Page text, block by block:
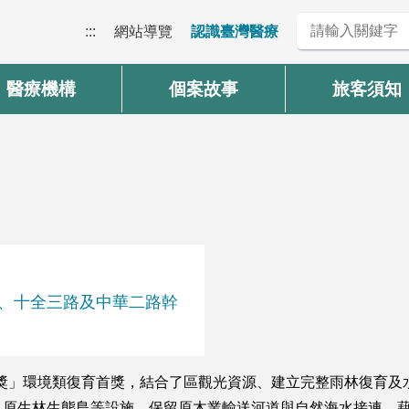
::: 網站導覽 認識臺灣醫療
醫療機構 個案故事 旅客須知
十全三路及中華二路幹
環境類復育首獎，結合了區觀光資源、建立完整雨林復育